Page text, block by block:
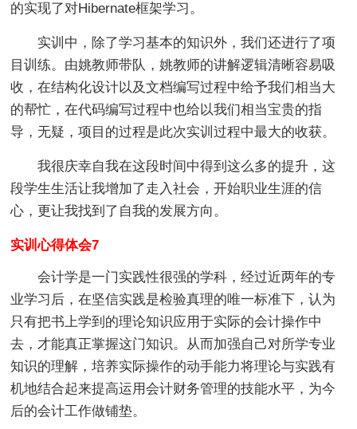
的实现了对Hibernate框架学习。
实训中，除了学习基本的知识外，我们还进行了项
目训练。由姚教师带队，姚教师的讲解逻辑清晰容易吸
收，在结构化设计以及文档编写过程中给予我们相当大
的帮忙，在代码编写过程中也给以我们相当宝贵的指
导，无疑，项目的过程是此次实训过程中最大的收获。
我很庆幸自我在这段时间中得到这么多的提升，这
段学生生活让我增加了走入社会，开始职业生涯的信
心，更让我找到了自我的发展方向。
实训心得体会7
会计学是一门实践性很强的学科，经过近两年的专
业学习后，在坚信实践是检验真理的唯一标准下，认为
只有把书上学到的理论知识应用于实际的会计操作中
去，才能真正掌握这门知识。从而加强自己对所学专业
知识的理解，培养实际操作的动手能力将理论与实践有
机地结合起来提高运用会计财务管理的技能水平，为今
后的会计工作做铺垫。